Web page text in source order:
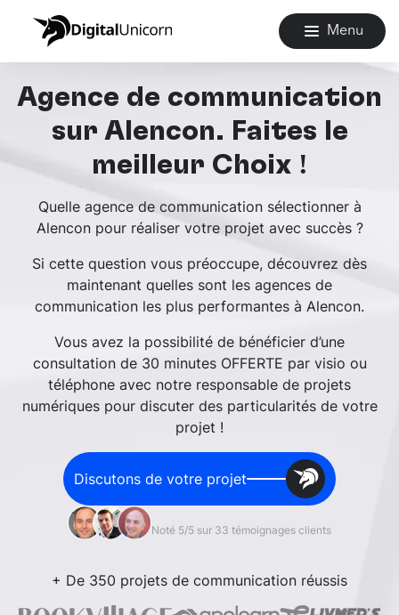
Menu
Agence de communication
sur Alencon. Faites le
meilleur Choix !
Quelle agence de communication sélectionner à
Alencon pour réaliser votre projet avec succès ?
Si cette question vous préoccupe, découvrez dès
maintenant quelles sont les agences de
communication les plus performantes à Alencon.
Vous avez la possibilité de bénéficier d’une
consultation de 30 minutes OFFERTE par visio ou
téléphone avec notre responsable de projets
numériques pour discuter des particularités de votre
projet !
Discutons de votre projet
Noté 5/5 sur 33 témoignages clients
+ De 350 projets de communication réussis